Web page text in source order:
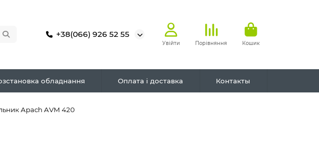
+38(066) 926 52 55
Увійти Порівняння Кошик
обладнання Оплата і доставка Контакты
Apach AVM 420